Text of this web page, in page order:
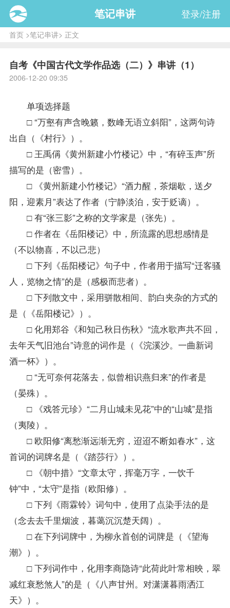
笔记串讲 登录/注册
首页>笔记串讲> 正文
自考《中国古代文学作品选（二）》串讲（1）
2006-12-20 09:35
单项选择题
□ “万壑有声含晚籁，数峰无语立斜阳”，这两句诗
出自（《村行》）。
□ 王禹偁《黄州新建小竹楼记》中，“有碎玉声”所
描写的是（密雪）。
□ 《黄州新建小竹楼记》“酒力醒，茶烟歇，送夕
阳，迎素月”表达了作者（宁静淡泊，安于贬谪）。
□ 有“张三影”之称的文学家是（张先）。
□ 作者在《岳阳楼记》中，所流露的思想感情是
（不以物喜，不以己悲）
□ 下列《岳阳楼记》句子中，作者用于描写“迁客骚
人，览物之情”的是（感极而悲者）。
□ 下列散文中，采用骈散相间、韵白夹杂的方式的
是（《岳阳楼记》）。
□ 化用郑谷《和知己秋日伤秋》“流水歌声共不回，
去年天气旧池台”诗意的词作是（《浣溪沙。一曲新词
酒一杯》）。
□ “无可奈何花落去，似曾相识燕归来”的作者是
（晏殊）。
□ 《戏答元珍》“二月山城未见花”中的“山城”是指
（夷陵）。
□ 欧阳修“离愁渐远渐无穷，迢迢不断如春水”，这
首词的词牌名是（《踏莎行》）。
□ 《朝中措》“文章太守，挥毫万字，一饮千
钟”中，“太守”是指（欧阳修）。
□ 下列《雨霖铃》词句中，使用了点染手法的是
（念去去千里烟波，暮蔼沉沉楚天阔）。
□ 在下列词牌中，为柳永首创的词牌是（《望海
潮》）。
□ 下列词作中，化用李商隐诗“此荷此叶常相映，翠
减红衰愁煞人”的是（《八声甘州。对潇潇暮雨洒江
天》）。